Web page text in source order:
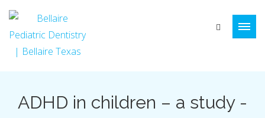
ADHD in children – a study -